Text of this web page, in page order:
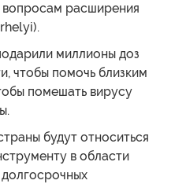
расширения
миллионы доз
чтобы помочь близким
помешать вирусу
будут относиться
в области